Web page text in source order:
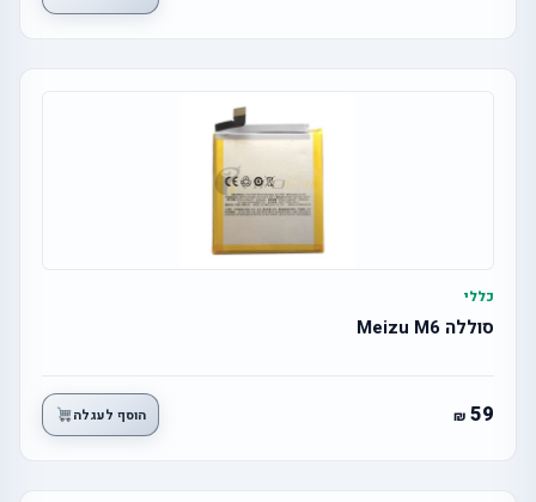
כללי
סוללה Meizu M6
59 הוסף לעגלה